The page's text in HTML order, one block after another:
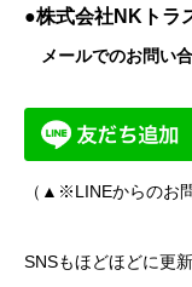
●株式会社NKト
メールでのお問い
（▲※LINEからのお
SNSもほどほどに更新